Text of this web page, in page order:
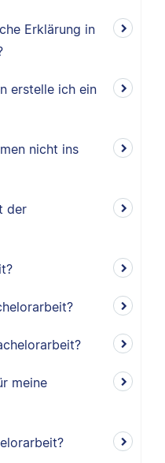
Erklärung in
erstelle ich ein
nicht ins
der
meine